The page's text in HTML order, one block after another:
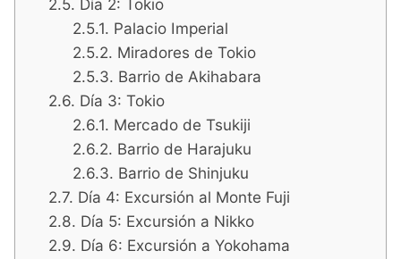
Día 2: Tokio
Palacio Imperial
Miradores de Tokio
Barrio de Akihabara
Día 3: Tokio
Mercado de Tsukiji
Barrio de Harajuku
Barrio de Shinjuku
Día 4: Excursión al Monte Fuji
Día 5: Excursión a Nikko
Día 6: Excursión a Yokohama